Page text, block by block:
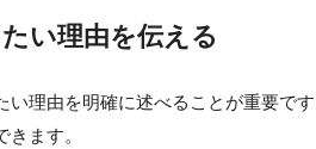
い理由を伝える
い理由を明確に述べることが重要で
ます。